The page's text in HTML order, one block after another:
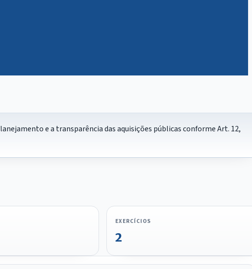
e a transparência das aquisições públicas conforme Art. 12,
EXERCÍCIOS
2